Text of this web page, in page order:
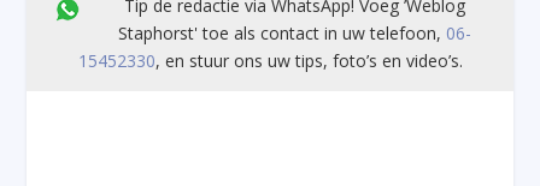
Tip de redactie via WhatsApp! Voeg ’Weblog
Staphorst' toe als contact in uw telefoon, 06-
15452330, en stuur ons uw tips, foto’s en video’s.